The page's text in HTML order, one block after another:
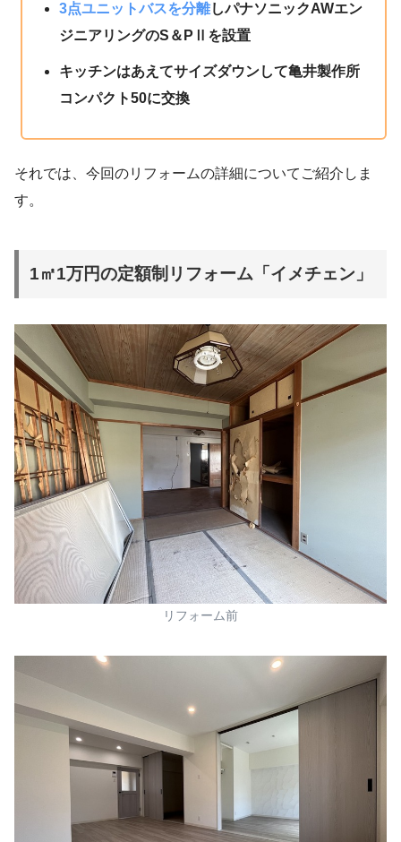
3点ユニットバスを分離しパナソニックAWエン
ジニアリングのS＆PⅡを設置
キッチンはあえてサイズダウンして亀井製作所
コンパクト50に交換
それでは、今回のリフォームの詳細についてご紹介しま
す。
1㎡1万円の定額制リフォーム「イメチェン」
リフォーム前